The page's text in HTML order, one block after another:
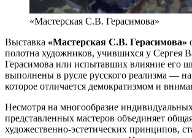
«Мастерская С.В. Герасимова»
Выставка «Мастерская С.В. Герасимова»
полотна художников, учившихся у Сергея
Герасимова или испытавших влияние его
выполнены в русле русского реализма —
которое отличается демократизмом и
Несмотря на многообразие
представленных мастеров объединяет
художественно-эстетических принципов,